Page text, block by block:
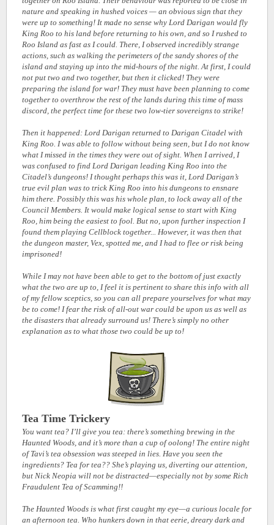
nature and speaking in hushed voices — an obvious sign that they
were up to something! It made no sense why Lord Darigan would fly
King Roo to his land before returning to his own, and so I rushed to
Roo Island as fast as I could. There, I observed incredibly strange
actions, such as walking the perimeters of the sandy shores of the
island and staying up into the mid-hours of the night. At first, I could
not put two and two together, but then it clicked! They were
preparing the island for war! They must have been planning to come
together to overthrow the rest of the lands during this time of mass
discord, the perfect time for these two low-tier sovereigns to strike!
Then it happened: Lord Darigan returned to Darigan Citadel with
King Roo. I was able to follow without being seen, but I do not know
what I missed in the times they were out of sight. When I arrived, I
was confused to find Lord Darigan leading King Roo into the
Citadel’s dungeons! I thought perhaps this was it, Lord Darigan’s
true evil plan was to trick King Roo into his dungeons to ensnare
him there. Possibly this was his whole plan, to lock away all of the
Council Members. It would make logical sense to start with King
Roo, him being the easiest to fool. But no, upon further inspection I
found them playing Cellblock together... However, it was then that
the dungeon master, Vex, spotted me, and I had to flee or risk being
imprisoned!
While I may not have been able to get to the bottom of just exactly
what the two are up to, I feel it is pertinent to share this info with all
of my fellow sceptics, so you can all prepare yourselves for what may
be to come! I fear the risk of all-out war could be upon us as well as
the disasters that already surround us! There’s simply no other
explanation as to what those two could be up to!
Tea Time Trickery
You want tea? I’ll give you tea: there’s something brewing in the
Haunted Woods, and it’s more than a cup of oolong! The entire night
of Tavi’s tea obsession was steeped in lies. Have you seen the
ingredients? Tea for tea?? She’s playing us, diverting our attention,
but Nick Neopia will not be distracted—especially not by some Rich
Fraudulent Tea of Scamming!!
The Haunted Woods is what first caught my eye—a curious locale for
an afternoon tea. Who hunkers down in that eerie, dreary dark and